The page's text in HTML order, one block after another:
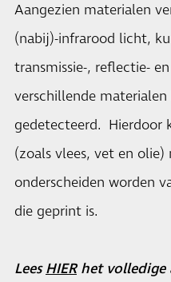
Aangezien materialen
(nabij)-infrarood licht,
transmissie-, reflectie-
verschillende
gedetecteerd. Hierdoor
(zoals vlees, vet en
onderscheiden worden
die geprint is.
LeesHIERhet volledige